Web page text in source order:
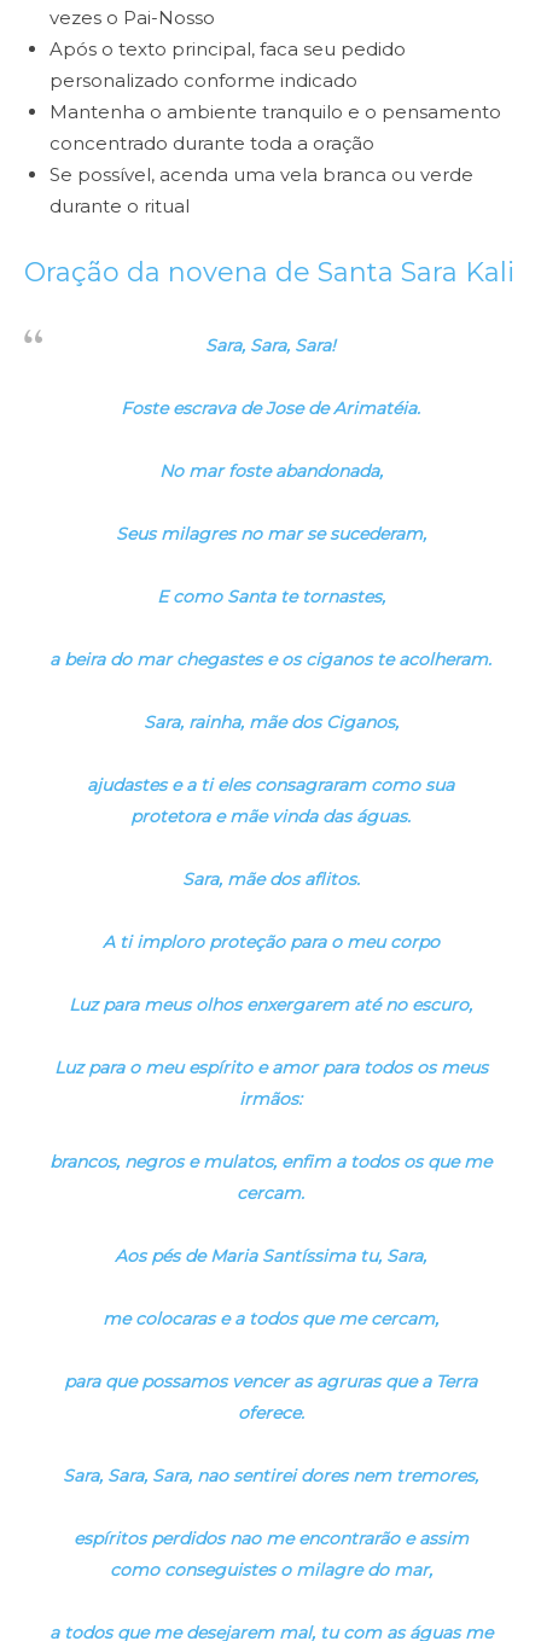
vezes o Pai-Nosso
Após o texto principal, faca seu pedido
personalizado conforme indicado
Mantenha o ambiente tranquilo e o pensamento
concentrado durante toda a oração
Se possível, acenda uma vela branca ou verde
durante o ritual
Oração da novena de Santa Sara Kali
Sara, Sara, Sara!
Foste escrava de Jose de Arimatéia.
No mar foste abandonada,
Seus milagres no mar se sucederam,
E como Santa te tornastes,
a beira do mar chegastes e os ciganos te acolheram.
Sara, rainha, mãe dos Ciganos,
ajudastes e a ti eles consagraram como sua
protetora e mãe vinda das águas.
Sara, mãe dos aflitos.
A ti imploro proteção para o meu corpo
Luz para meus olhos enxergarem até no escuro,
Luz para o meu espírito e amor para todos os meus
irmãos:
brancos, negros e mulatos, enfim a todos os que me
cercam.
Aos pés de Maria Santíssima tu, Sara,
me colocaras e a todos que me cercam,
para que possamos vencer as agruras que a Terra
oferece.
Sara, Sara, Sara, nao sentirei dores nem tremores,
espíritos perdidos nao me encontrarão e assim
como conseguistes o milagre do mar,
a todos que me desejarem mal, tu com as águas me